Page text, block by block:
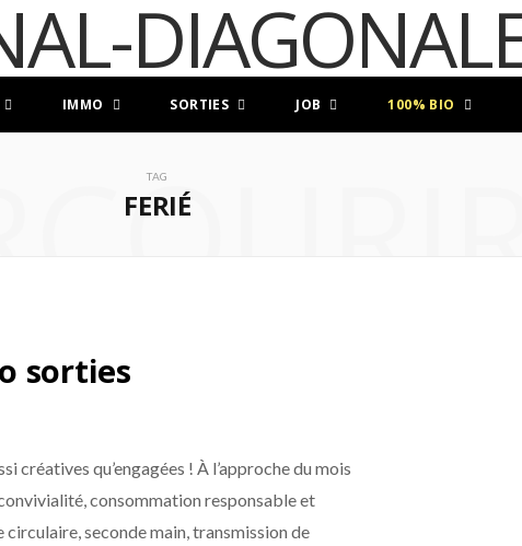
IMMO SORTIES JOB 100% BIO
TAG
FERIÉ
sorties
créatives qu’engagées ! À l’approche du mois
consommation responsable et
seconde main, transmission de